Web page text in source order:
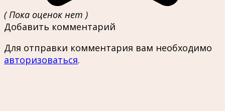
( Пока оценок нет )
Добавить комментарий
Для отправки комментария вам необходимо
авторизоваться.